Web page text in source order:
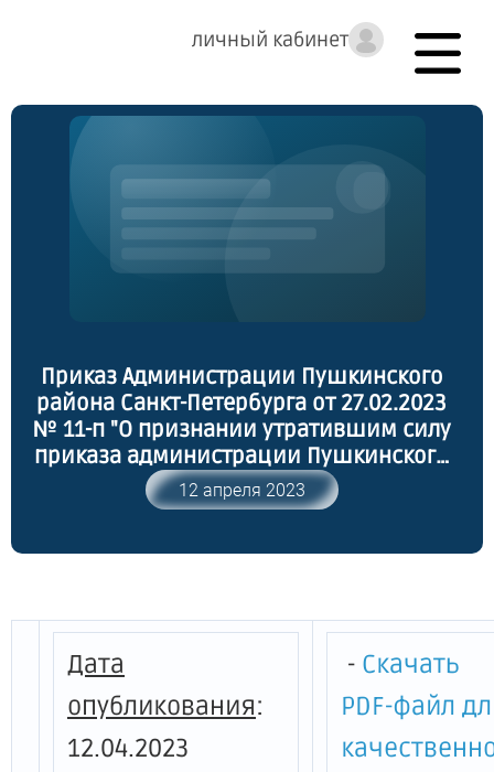
личный кабинет
Приказ Администрации Пушкинского
района Санкт-Петербурга от 27.02.2023
№ 11-п "О признании утратившим силу
приказа администрации Пушкинского
района Санкт-Петербурга от 02.10.2015 №
68-п"
12 апреля 2023
Дата
опубликования:
12.04.2023
- Скачать
PDF-файл